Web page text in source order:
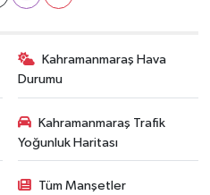
Kahramanmaraş Hava
Durumu
Kahramanmaraş Trafik
Yoğunluk Haritası
Tüm Manşetler